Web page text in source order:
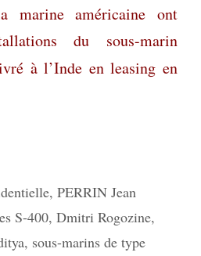
marine américaine ont
du sous-marin
à l’Inde en leasing en
, PERRIN Jean
S-400, Dmitri Rogozine,
, sous-marins de type